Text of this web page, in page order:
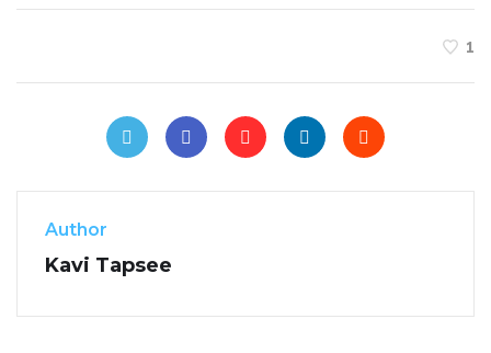
1
Author
Kavi Tapsee